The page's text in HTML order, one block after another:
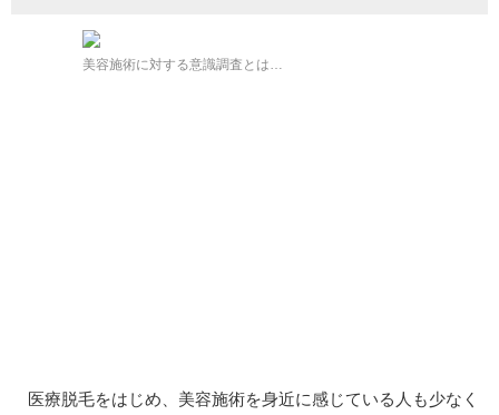
美容施術に対する意識調査とは…
医療脱毛をはじめ、美容施術を身近に感じている人も少なく